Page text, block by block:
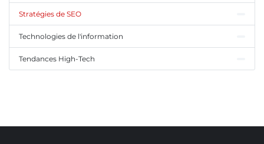
Stratégies de SEO
Technologies de l'information
Tendances High-Tech